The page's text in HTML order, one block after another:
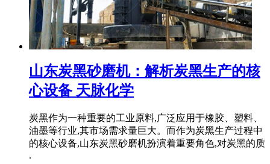
山东炭黑砂磨机：解析炭黑生产的核
心设备 天脉化学
炭黑作为一种重要的工业原料,广泛应用于橡胶、塑料、
油墨等行业,其市场需求量巨大。而作为炭黑生产过程中
的核心设备,山东炭黑砂磨机扮演着重要角色,对炭黑的质
.